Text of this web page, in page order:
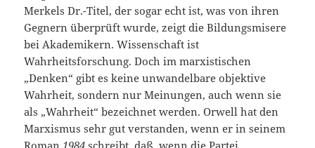
Merkels Dr.-Titel, der sogar echt ist, was von ihren
Gegnern überprüft wurde, zeigt die Bildungsmisere
bei Akademikern. Wissenschaft ist
Wahrheitsforschung. Doch im marxistischen
„Denken“ gibt es keine unwandelbare objektive
Wahrheit, sondern nur Meinungen, auch wenn sie
als „Wahrheit“ bezeichnet werden. Orwell hat den
Marxismus sehr gut verstanden, wenn er in seinem